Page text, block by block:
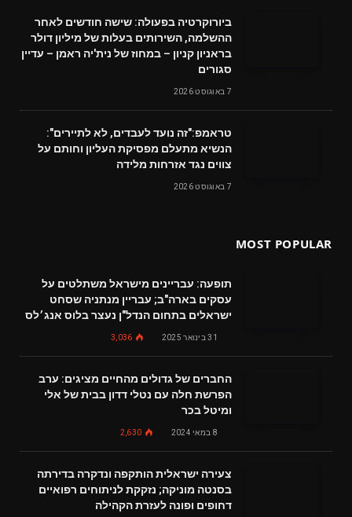
ביורוקרטיה בפעולה: שישה חודשים לאחר
ההשלמה, השירותים בעלות של מיליון דולר
בראניון קניון – במחוז של נית'יה ראמן – עדיין
סגורים
7 באוגוסט 2026
טראמפ:"זה נועד לעבדים, לא לתיירים":
הנשיא מתעלם מפסיקת העליון וחותם על
צווים נגד אזרחות מלידה
7 באוגוסט 2026
MOST POPULAR
תופעה: עבריינים מישראל משתלטים על
עסקים בארה"ב; עבריין מנתניה שסחט
ישראלים בתחום הנדל"ן נעצר בלוס אנג׳לס
31 בינואר 2025 3,036
החברים של גדולים מהחיים מציגים: ערב
הפרשת חלה עם נטלי דדון בבית של אלי
ומיטל בכר
8 במאי 2024 2,630
צעירה ישראלית הותקפה ונדקרה בדירתה
בסנטה מוניקה; נזקקת לניתוחים רפואיים
דחופים ופונה לעזרת הקהילה